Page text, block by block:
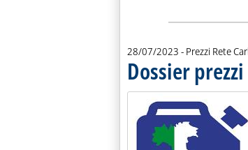
28/07/2023 - Prezzi Rete
Dossier